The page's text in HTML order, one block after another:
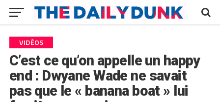
VIDÉOS
C’est ce qu’on appelle un happy
end : Dwyane Wade ne savait
pas que le « banana boat » lui